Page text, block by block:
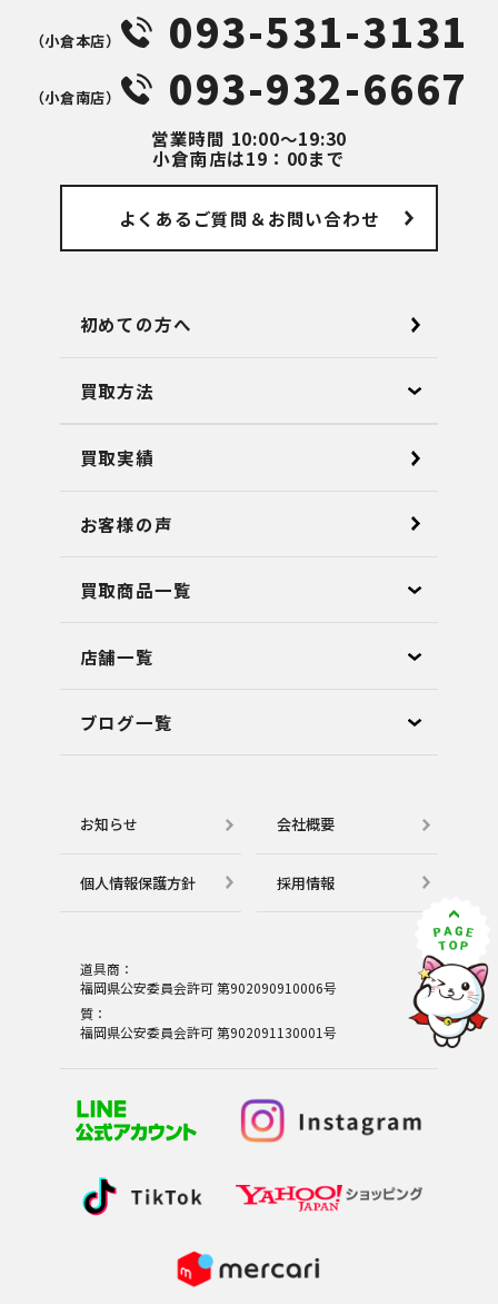
（⼩倉本店） 093-531-3131
（⼩倉南店） 093-932-6667
営業時間 10:00～19:30
小倉南店は19：00まで
よくあるご質問 ＆お問い合わせ
初めての方へ
買取方法
買取実績
お客様の声
買取商品一覧
店舗⼀覧
ブログ⼀覧
お知らせ 会社概要
個⼈情報保護⽅針 採用情報
道具商：
福岡県公安委員会許可 第902090910006号
質：
福岡県公安委員会許可 第902091130001号